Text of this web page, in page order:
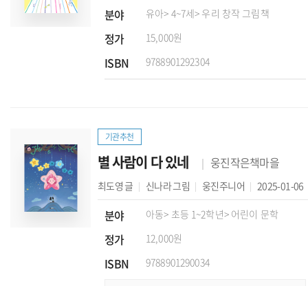
분야 유아> 4~7세> 우리 창작 그림책
정가 15,000원
ISBN 9788901292304
기관추천
별 사람이 다 있네 웅진작은책마을
최도영 글 신나라그림 웅진주니어 2025-01-06
분야 아동> 초등 1~2학년> 어린이 문학
정가 12,000원
ISBN 9788901290034